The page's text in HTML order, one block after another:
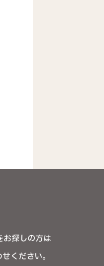
お探しの方は
ください。